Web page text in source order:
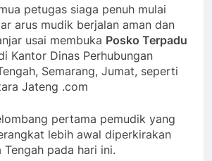
petugas siaga penuh mulai
arus mudik berjalan aman dan
usai membuka Posko Terpadu
Kantor Dinas Perhubungan
Semarang, Jumat, seperti
Jateng .com
pertama pemudik yang
lebih awal diperkirakan
pada hari ini.